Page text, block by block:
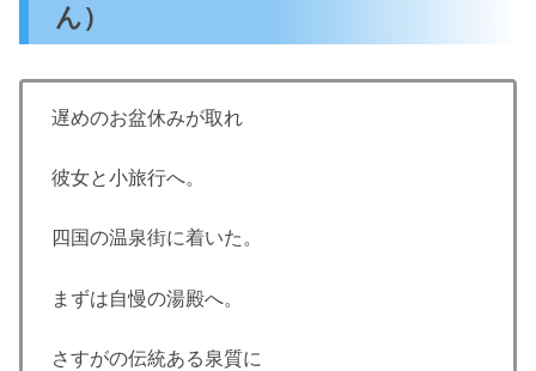
ん）
遅めのお盆休みが取れ
彼女と小旅行へ。
四国の温泉街に着いた。
まずは自慢の湯殿へ。
さすがの伝統ある泉質に